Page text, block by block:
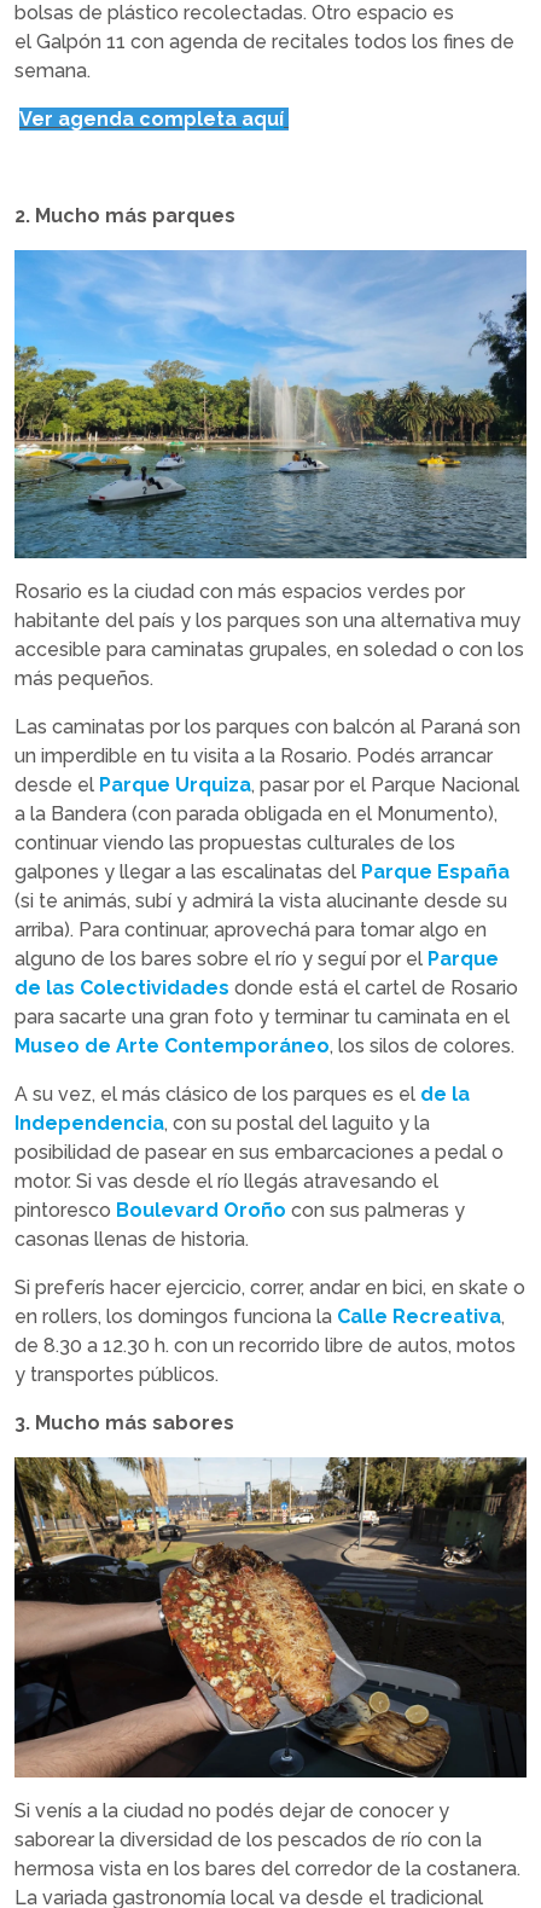
bolsas de plástico recolectadas. Otro espacio es
el Galpón 11 con agenda de recitales todos los fines de
semana.
Ver agenda completa aquí
2. Mucho más parques
Rosario es la ciudad con más espacios verdes por
habitante del país y los parques son una alternativa muy
accesible para caminatas grupales, en soledad o con los
más pequeños.
Las caminatas por los parques con balcón al Paraná son
un imperdible en tu visita a la Rosario. Podés arrancar
desde el Parque Urquiza, pasar por el Parque Nacional
a la Bandera (con parada obligada en el Monumento),
continuar viendo las propuestas culturales de los
galpones y llegar a las escalinatas del Parque España
(si te animás, subí y admirá la vista alucinante desde su
arriba). Para continuar, aprovechá para tomar algo en
alguno de los bares sobre el río y seguí por el Parque
de las Colectividades donde está el cartel de Rosario
para sacarte una gran foto y terminar tu caminata en el
Museo de Arte Contemporáneo, los silos de colores.
A su vez, el más clásico de los parques es el de la
Independencia, con su postal del laguito y la
posibilidad de pasear en sus embarcaciones a pedal o
motor. Si vas desde el río llegás atravesando el
pintoresco Boulevard Oroño con sus palmeras y
casonas llenas de historia.
Si preferís hacer ejercicio, correr, andar en bici, en skate o
en rollers, los domingos funciona la Calle Recreativa,
de 8.30 a 12.30 h. con un recorrido libre de autos, motos
y transportes públicos.
3. Mucho más sabores
Si venís a la ciudad no podés dejar de conocer y
saborear la diversidad de los pescados de río con la
hermosa vista en los bares del corredor de la costanera.
La variada gastronomía local va desde el tradicional